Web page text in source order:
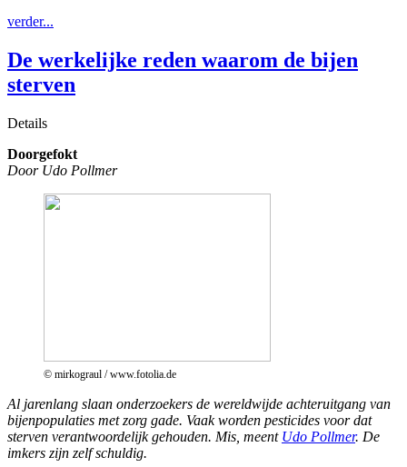
verder...
De werkelijke reden waarom de bijen
sterven
Details
Doorgefokt
Door Udo Pollmer
© mirkograul / www.fotolia.de
Al jarenlang slaan onderzoekers de wereldwijde achteruitgang van
bijenpopulaties met zorg gade. Vaak worden pesticides voor dat
sterven verantwoordelijk gehouden. Mis, meent Udo Pollmer. De
imkers zijn zelf schuldig.